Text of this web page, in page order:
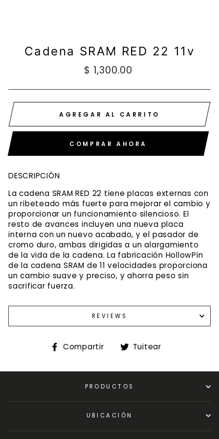
Cadena SRAM RED 22 11v
Precio
$ 1,300.00
AGREGAR AL CARRITO
COMPRAR AHORA
DESCRIPCIÓN
La cadena SRAM RED 22 tiene placas externas con
un ribeteado más fuerte para mejorar el cambio y
proporcionar un funcionamiento silencioso. El
resto de avances incluyen una nueva placa
interna con un nuevo acabado, y el pasador de
cromo duro, ambas dirigidas a un alargamiento
de la vida de la cadena. La fabricación HollowPin
de la cadena SRAM de 11 velocidades proporciona
un cambio suave y preciso, y ahorra peso sin
sacrificar fuerza.
REVIEWS
Compartir
Compartir
Tuitear
PRODUCTOS
UBICACIÓN